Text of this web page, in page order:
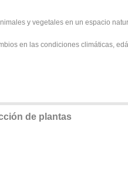
y vegetales en un espacio
en las condiciones climáticas,
de plantas